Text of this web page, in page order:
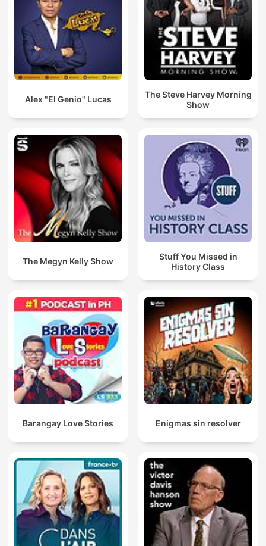
Alex "El Genio" Lucas
The Steve Harvey Morning
Show
The Megyn Kelly Show
Stuff You Missed in
History Class
Barangay Love Stories Enigmas sin resolver